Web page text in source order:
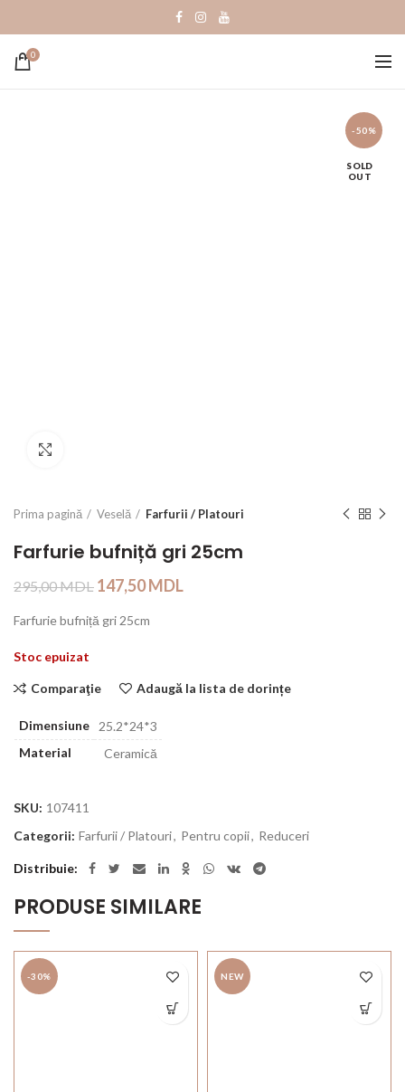
0
-50%
SOLD
OUT
Prima pagină Veselă Farfurii / Platouri
Farfurie bufniță gri 25cm
295,00MDL 147,50MDL
Farfurie bufniță gri 25cm
Stoc epuizat
Comparaţie Adaugă la lista de dorințe
Dimensiune
25.2*24*3
Material
Ceramică
SKU: 107411
Categorii: Farfurii / Platouri, Pentru copii, Reduceri
Distribuie
PRODUSE SIMILARE
-30% NEW